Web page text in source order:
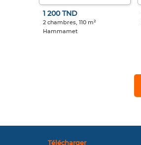
1 200 TND
2 chambres, 110 m²
Hammamet
Télécharger